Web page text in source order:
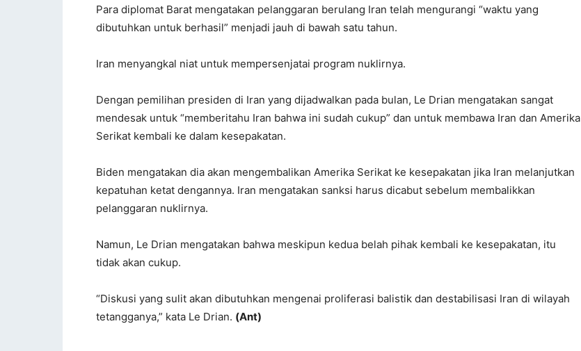
Para diplomat Barat mengatakan pelanggaran berulang Iran telah mengurangi “waktu yang
dibutuhkan untuk berhasil” menjadi jauh di bawah satu tahun.
Iran menyangkal niat untuk mempersenjatai program nuklirnya.
Dengan pemilihan presiden di Iran yang dijadwalkan pada bulan, Le Drian mengatakan sangat
mendesak untuk “memberitahu Iran bahwa ini sudah cukup” dan untuk membawa Iran dan Amerika
Serikat kembali ke dalam kesepakatan.
Biden mengatakan dia akan mengembalikan Amerika Serikat ke kesepakatan jika Iran melanjutkan
kepatuhan ketat dengannya. Iran mengatakan sanksi harus dicabut sebelum membalikkan
pelanggaran nuklirnya.
Namun, Le Drian mengatakan bahwa meskipun kedua belah pihak kembali ke kesepakatan, itu
tidak akan cukup.
“Diskusi yang sulit akan dibutuhkan mengenai proliferasi balistik dan destabilisasi Iran di wilayah
tetangganya,” kata Le Drian. (Ant)